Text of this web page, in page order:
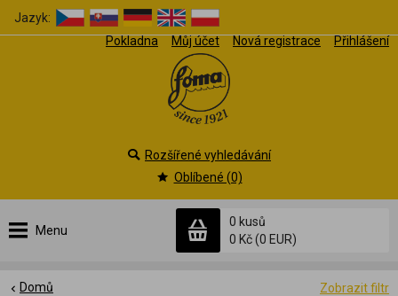
Jazyk:
Pokladna
Můj účet Nová registrace Přihlášení
Menu
0 kusů
0 Kč(0 EUR)
Rozšířené vyhledávání
Oblíbené (0)
Zobrazit filtr
Domů